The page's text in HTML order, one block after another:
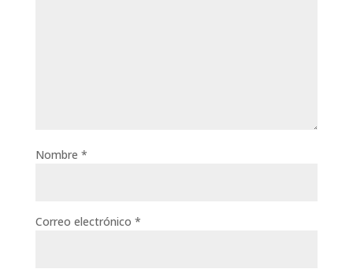
Nombre *
Correo electrónico *